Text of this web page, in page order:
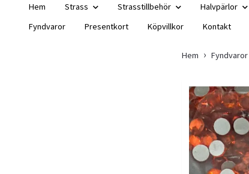
Hem Strass Strasstillbehör Halvpärlor
Fyndvaror
Presentkort Köpvillkor Kontakt
Hem Fyndvaror